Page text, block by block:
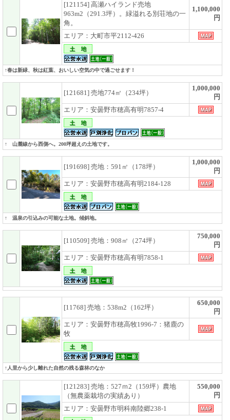
[121154] 高瀬ハイランド売地
963m2（291.3坪）。緑溢れる別荘地の一
角。
1,100,000
円
エリア：大町市平2112-426
↑春は新緑、秋は紅葉、おいしい空気の中で過ごせます！
[121681] 売地774㎡（234坪）
1,000,000
円
エリア：安曇野市穂高有明7857-4
↑ 山麓線から西側へ。200坪超えの土地です。
[191698] 売地：591㎡（178坪）
1,000,000
円
エリア：安曇野市穂高有明2184-128
↑ 温泉の引込みの可能な土地。傾斜地。
[110509] 売地：908㎡（274坪）
750,000
円
エリア：安曇野市穂高有明7858-1
[11768] 売地：538m2（162坪）
650,000
円
エリア：安曇野市穂高牧1996-7：猪鹿の
牧
↑人里から少し離れた自然の残る森林のなか
[121283] 売地：527ｍ2（159坪）農地
（無農薬栽培の実績あり）
550,000
円
エリア：安曇野市明科南陸郷238-1